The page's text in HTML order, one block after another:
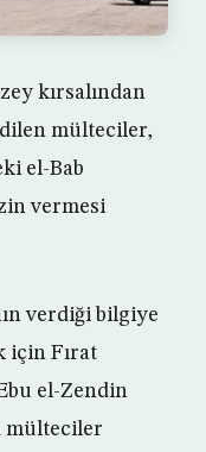
kırsalından
mülteciler,
el-Bab
vermesi
verdiği bilgiye
için Fırat
el-Zendin
mülteciler